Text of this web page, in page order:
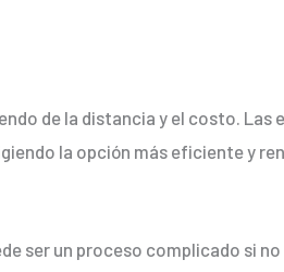
de la distancia y el costo. Las
la opción más eficiente y
ser un proceso complicado si no